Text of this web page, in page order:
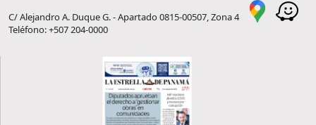
C/ Alejandro A. Duque G. - Apartado 0815-00507, Zona 4
Teléfono: +507 204-0000